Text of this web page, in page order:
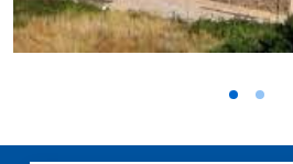
Vai alla
Vai